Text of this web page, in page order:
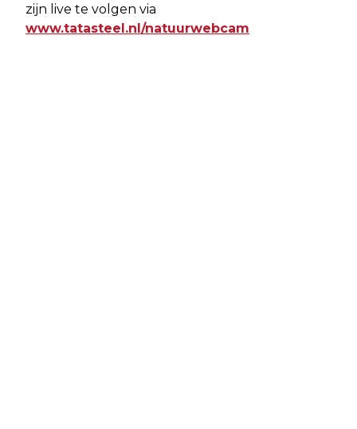
zijn live te volgen via
www.tatasteel.nl/natuurwebcam